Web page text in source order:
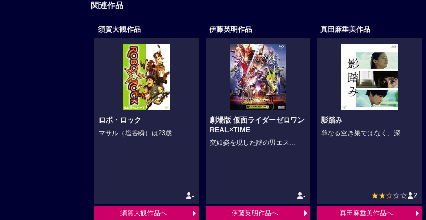
関連作品
須賀大観作品
ロボ・ロック
マサル（塩谷瞬）は23歳...
-
須賀大観作品へ
伊藤英明作品
劇場版 仮面ライダーゼロワン
REAL×TIME
突如姿を現した謎の男エス...
-
伊藤英明作品へ
真田麻垂美作品
影踏み
単なる空き巣ではなく、深...
★★☆☆☆ 2
真田麻垂美作品へ